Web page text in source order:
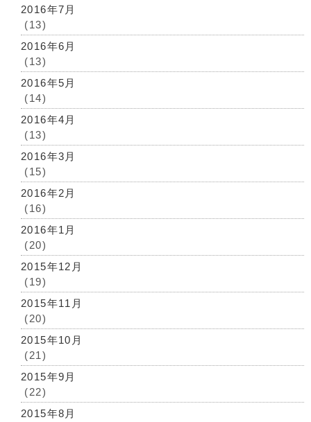
2016年7月
(13)
2016年6月
(13)
2016年5月
(14)
2016年4月
(13)
2016年3月
(15)
2016年2月
(16)
2016年1月
(20)
2015年12月
(19)
2015年11月
(20)
2015年10月
(21)
2015年9月
(22)
2015年8月